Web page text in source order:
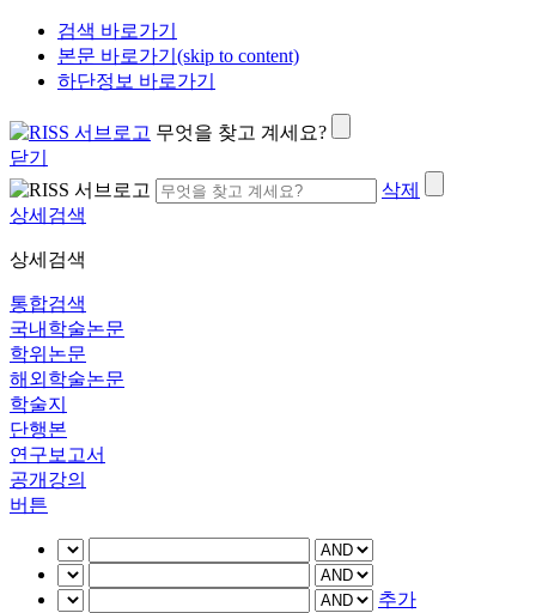
검색 바로가기
본문 바로가기(skip to content)
하단정보 바로가기
무엇을 찾고 계세요?
닫기
삭제
상세검색
상세검색
통합검색
국내학술논문
학위논문
해외학술논문
학술지
단행본
연구보고서
공개강의
버튼
추가